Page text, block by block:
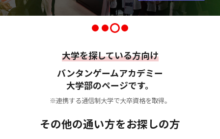
大学を探している方向け
バンタンゲームアカデミー
大学部のページです。
※連携する通信制大学で大卒資格を取得。
その他の通い方をお探しの方